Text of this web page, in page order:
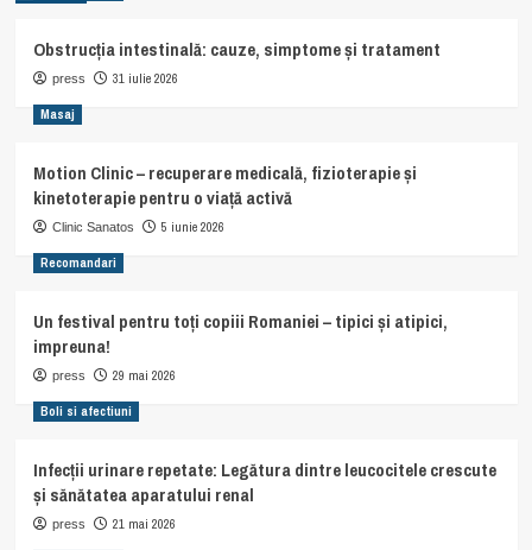
Obstrucția intestinală: cauze, simptome și tratament
press 31 iulie 2026
Masaj
Motion Clinic – recuperare medicală, fizioterapie și
kinetoterapie pentru o viață activă
Clinic Sanatos 5 iunie 2026
Recomandari
Un festival pentru toți copiii Romaniei – tipici și atipici,
impreuna!
press 29 mai 2026
Boli si afectiuni
Infecții urinare repetate: Legătura dintre leucocitele crescute
și sănătatea aparatului renal
press 21 mai 2026